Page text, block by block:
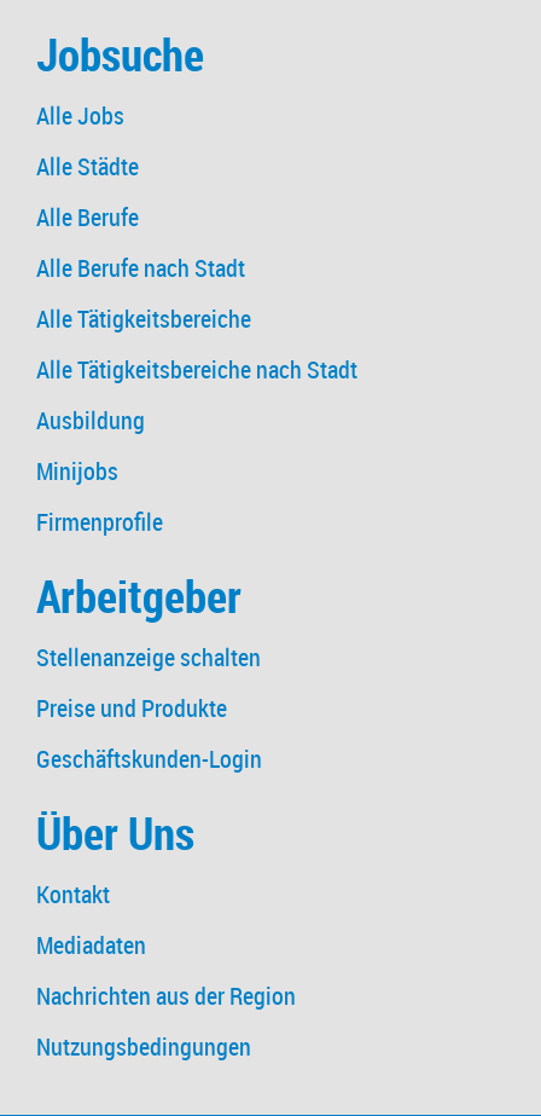
Jobsuche
Alle Jobs
Alle Städte
Alle Berufe
Alle Berufe nach Stadt
Alle Tätigkeitsbereiche
Alle Tätigkeitsbereiche nach Stadt
Ausbildung
Minijobs
Firmenprofile
Arbeitgeber
Stellenanzeige schalten
Preise und Produkte
Geschäftskunden-Login
Über Uns
Kontakt
Mediadaten
Nachrichten aus der Region
Nutzungsbedingungen